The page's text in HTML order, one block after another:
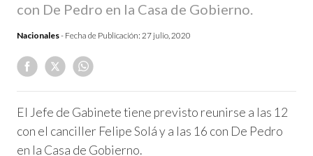
con De Pedro en la Casa de Gobierno.
Nacionales- Fecha de Publicación: 27 julio, 2020
El Jefe de Gabinete tiene previsto reunirse a las 12
con el canciller Felipe Solá y a las 16 con De Pedro
en la Casa de Gobierno.